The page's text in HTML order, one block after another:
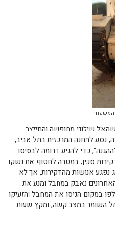
המשפחה
חזר אלמוג עשהאל שילוני מחופשה והתייצב
נסע לתחנה המרכזית בתל אביב,
כדי להגיע דרומה לבסיסו.
סכין, במטרה לחטוף את נשקו
נפגע אנושות מהדקירות, אך לא
האחרונים נאבק במחבל ומנע את
במקום הניסו את המחבל והזעיקו
השומר במצב קשה, ומקץ שעות